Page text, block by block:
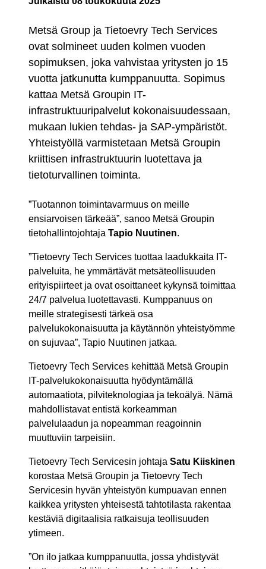
Metsä Group ja Tietoevry Tech Services
ovat solmineet uuden kolmen vuoden
sopimuksen, joka vahvistaa yritysten jo 15
vuotta jatkunutta kumppanuutta. Sopimus
kattaa Metsä Groupin IT-
infrastruktuuripalvelut kokonaisuudessaan,
mukaan lukien tehdas- ja SAP-ympäristöt.
Yhteistyöllä varmistetaan Metsä Groupin
kriittisen infrastruktuurin luotettava ja
tietoturvallinen toiminta.
”Tuotannon toimintavarmuus on meille
ensiarvoisen tärkeää”, sanoo Metsä Groupin
tietohallintojohtaja Tapio Nuutinen.
”Tietoevry Tech Services tuottaa laadukkaita IT-
palveluita, he ymmärtävät metsäteollisuuden
erityispiirteet ja ovat osoittaneet kykynsä toimittaa
24/7 palvelua luotettavasti. Kumppanuus on
meille strategisesti tärkeä osa
palvelukokonaisuutta ja käytännön yhteistyömme
on sujuvaa”, Tapio Nuutinen jatkaa.
Tietoevry Tech Services kehittää Metsä Groupin
IT-palvelukokonaisuutta hyödyntämällä
automaatiota, pilviteknologiaa ja tekoälyä. Nämä
mahdollistavat entistä korkeamman
palvelulaadun ja nopeamman reagoinnin
muuttuviin tarpeisiin.
Tietoevry Tech Servicesin johtaja Satu Kiiskinen
korostaa Metsä Groupin ja Tietoevry Tech
Servicesin hyvän yhteistyön kumpuavan ennen
kaikkea yritysten yhteisestä tahtotilasta rakentaa
kestäviä digitaalisia ratkaisuja teollisuuden
ytimeen.
”On ilo jatkaa kumppanuutta, jossa yhdistyvät